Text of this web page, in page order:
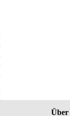
Über